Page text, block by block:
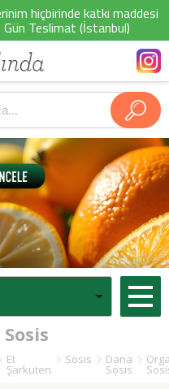
hiçbirinde katkı maddesi
Teslimat (İstanbul)
Et
Şarküteri
Sosis Dana
Sosis